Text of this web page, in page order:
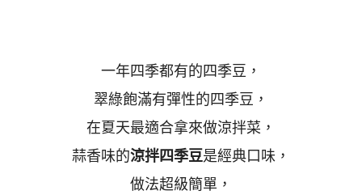
一年四季都有的四季豆，
翠綠飽滿有彈性的四季豆，
在夏天最適合拿來做涼拌菜，
蒜香味的涼拌四季豆是經典口味，
做法超級簡單，